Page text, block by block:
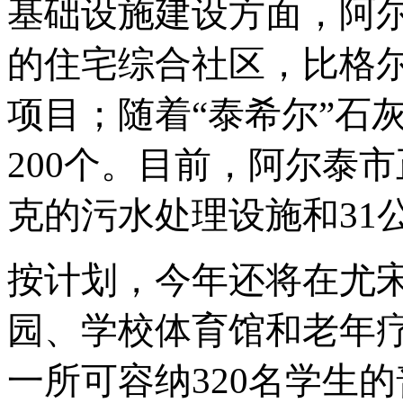
基础设施建设方面，阿
的住宅综合社区，比格
项目；随着“泰希尔”石
200个。目前，阿尔泰
克的污水处理设施和31
按计划，今年还将在尤
园、学校体育馆和老年
一所可容纳320名学生